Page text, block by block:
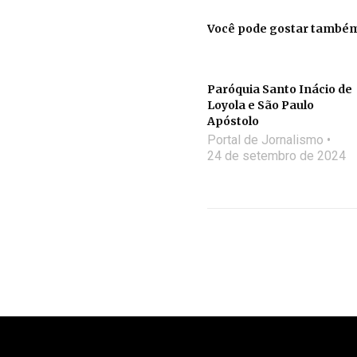
Você pode gostar
Paróquia Santo Inácio de
Loyola e São Paulo
Apóstolo
Portal de Jornalismo
24 de setembro de 2024